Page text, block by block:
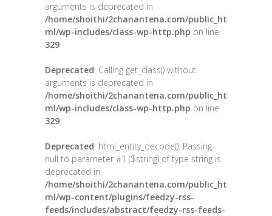
arguments is deprecated in
/home/shoithi/2chanantena.com/public_ht
ml/wp-includes/class-wp-http.php on line
329
Deprecated: Calling get_class() without
arguments is deprecated in
/home/shoithi/2chanantena.com/public_ht
ml/wp-includes/class-wp-http.php on line
329
Deprecated: html_entity_decode(): Passing
null to parameter #1 ($string) of type string is
deprecated in
/home/shoithi/2chanantena.com/public_ht
ml/wp-content/plugins/feedzy-rss-
feeds/includes/abstract/feedzy-rss-feeds-